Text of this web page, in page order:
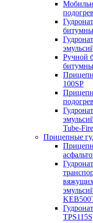
Ручной
100SP
Tube-
Прицепные